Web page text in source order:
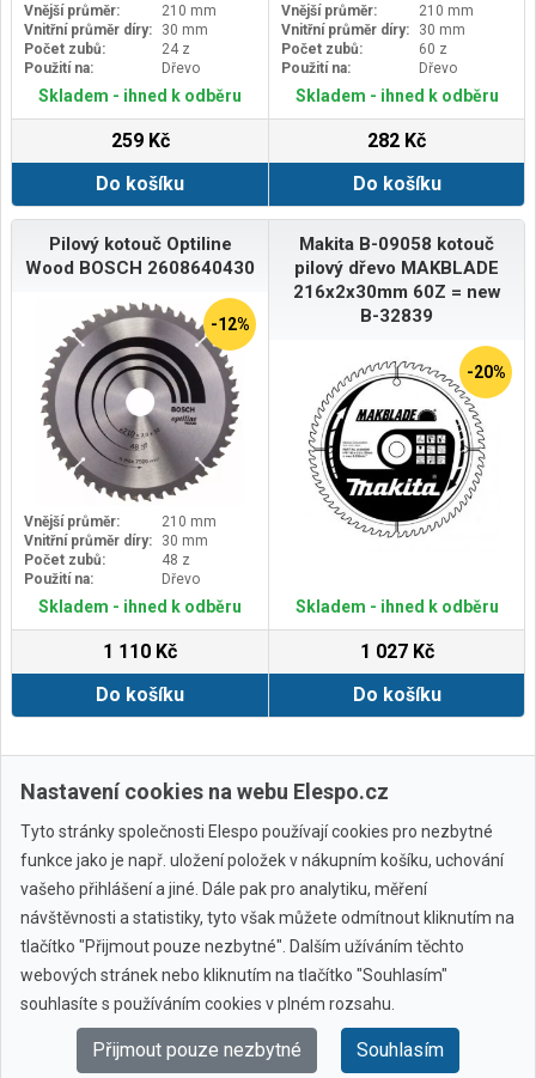
Vnější průměr:
210 mm
Vnitřní průměr díry:
30 mm
Počet zubů:
24 z
Použití na:
Dřevo
Skladem - ihned k odběru
259 Kč
Do košíku
Vnější průměr:
210 mm
Vnitřní průměr díry:
30 mm
Počet zubů:
60 z
Použití na:
Dřevo
Skladem - ihned k odběru
282 Kč
Do košíku
Pilový kotouč Optiline
Wood BOSCH 2608640430
-12%
Vnější průměr:
210 mm
Vnitřní průměr díry:
30 mm
Počet zubů:
48 z
Použití na:
Dřevo
Skladem - ihned k odběru
1 110 Kč
Do košíku
Makita B-09058 kotouč
pilový dřevo MAKBLADE
216x2x30mm 60Z = new
B-32839
-20%
Skladem - ihned k odběru
1 027 Kč
Do košíku
Zobrazit další
Všechny značky
© 2010 - 2026 Elespo.cz
Nastavení cookies na webu Elespo.cz
Tyto stránky společnosti Elespo používají cookies pro nezbytné
funkce jako je např. uložení položek v nákupním košíku, uchování
vašeho přihlášení a jiné. Dále pak pro analytiku, měření
návštěvnosti a statistiky, tyto však můžete odmítnout kliknutím na
tlačítko "Přijmout pouze nezbytné". Dalším užíváním těchto
webových stránek nebo kliknutím na tlačítko "Souhlasím"
souhlasíte s používáním cookies v plném rozsahu.
Přijmout pouze nezbytné Souhlasím